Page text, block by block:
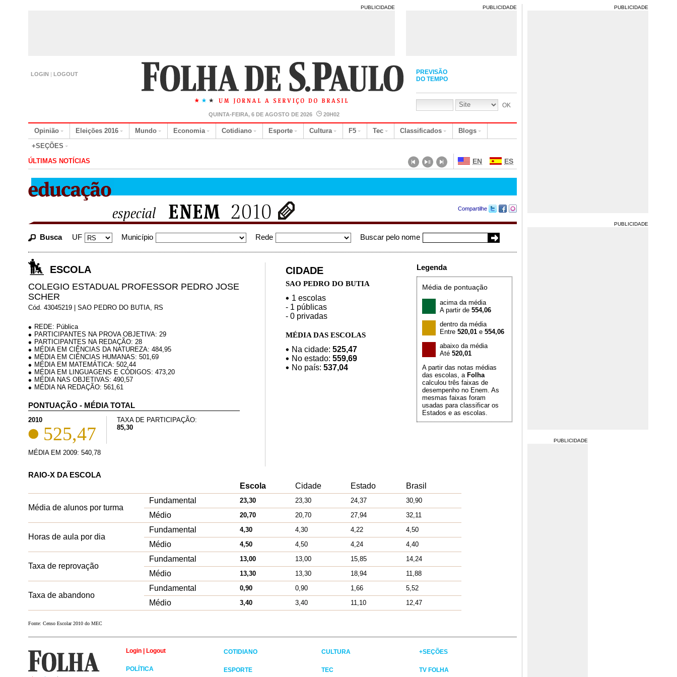
PUBLICIDADE PUBLICIDADE
LOGIN | LOGOUT
QUINTA-FEIRA, 6 DE AGOSTO DE 2026 20H02
PREVISÃO
DO TEMPO
Opinião Eleições 2016 Mundo Economia Cotidiano Esporte Cultura F5 Tec Classificados
Blogs
+SEÇÕES
ÚLTIMAS NOTÍCIAS
EN ES
Compartilhe
Busca UF Município Rede Buscar pelo nome
ESCOLA
COLEGIO ESTADUAL PROFESSOR PEDRO JOSE
SCHER
Cód. 43045219 | SAO PEDRO DO BUTIA, RS
REDE: Pública
PARTICIPANTES NA PROVA OBJETIVA: 29
PARTICIPANTES NA REDAÇÃO: 28
MÉDIA EM CIÊNCIAS DA NATUREZA: 484,95
MÉDIA EM CIÊNCIAS HUMANAS: 501,69
MÉDIA EM MATEMÁTICA: 502,44
MÉDIA EM LINGUAGENS E CÓDIGOS: 473,20
MÉDIA NAS OBJETIVAS: 490,57
MÉDIA NA REDAÇÃO: 561,61
PONTUAÇÃO - MÉDIA TOTAL
2010
525,47
TAXA DE PARTICIPAÇÃO:
85,30
MÉDIA EM 2009: 540,78
CIDADE
SAO PEDRO DO BUTIA
1 escolas
- 1 públicas
- 0 privadas
MÉDIA DAS ESCOLAS
Na cidade: 525,47
No estado: 559,69
No país: 537,04
Legenda
Média de pontuação
acima da média
A partir de 554,06
dentro da média
Entre 520,01 e 554,06
abaixo da média
Até 520,01
A partir das notas médias
das escolas, a Folha
calculou três faixas de
desempenho no Enem. As
mesmas faixas foram
usadas para classificar os
Estados e as escolas.
RAIO-X DA ESCOLA
Escola
Cidade Estado Brasil
Média de alunos por turma
Fundamental 23,30 23,30 24,37 30,90
Médio 20,70 20,70 27,94 32,11
Horas de aula por dia
Fundamental 4,30 4,30 4,22 4,50
Médio 4,50 4,50 4,24 4,40
Taxa de reprovação
Fundamental 13,00 13,00 15,85 14,24
Médio 13,30 13,30 18,94 11,88
Taxa de abandono
Fundamental 0,90 0,90 1,66 5,52
Médio 3,40 3,40 11,10 12,47
Fonte: Censo Escolar 2010 do MEC
Login Logout
POLÍTICA
COTIDIANO
ESPORTE
CULTURA
TEC
+SEÇÕES
TV FOLHA
PUBLICIDADE
PUBLICIDADE
PUBLICIDADE